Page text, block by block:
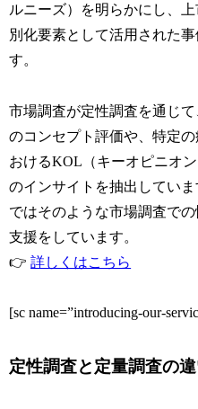
ルニーズ）を明らかにし、
別化要素として活用された事
す。
市場調査が定性調査を通じ
のコンセプト評価や、特定の
おけるKOL（キーオピニオン
のインサイトを抽出してい
ではそのような市場調査で
支援をしています。
👉詳しくはこちら
[sc name=”introducing-our-
定性調査と定量調査の